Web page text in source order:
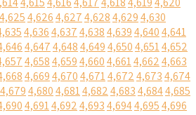
4,6254,6264,6274,6284,6294,630
4,6364,6374,6384,6394,6404,641
4,6474,6484,6494,6504,6514,652
4,6584,6594,6604,6614,6624,663
4,6694,6704,6714,6724,6734,674
4,6794,6804,6814,6824,6834,6844,685
4,6914,6924,6934,6944,6954,696